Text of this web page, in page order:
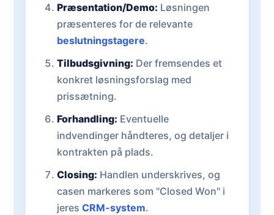
Præsentation/Demo: Løsningen
præsenteres for de relevante
beslutningstagere.
Tilbudsgivning: Der fremsendes et
konkret løsningsforslag med
prissætning.
Forhandling: Eventuelle
indvendinger håndteres, og detaljer i
kontrakten på plads.
Closing: Handlen underskrives, og
casen markeres som "Closed Won" i
jeres CRM-system.